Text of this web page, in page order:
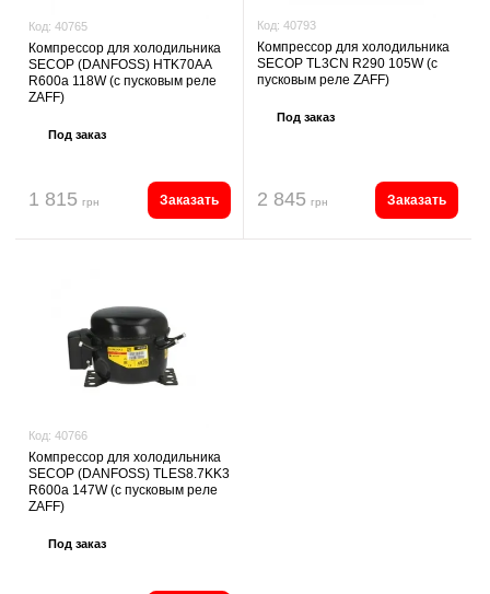
Код: 40765
Компрессор для холодильника
SECOP (DANFOSS) HTK70AA
R600a 118W (с пусковым реле
ZAFF)
Под заказ
1 815 грн Заказать
Код: 40793
Компрессор для холодильника
SECOP TL3CN R290 105W (с
пусковым реле ZAFF)
Под заказ
2 845 грн Заказать
Код: 40766
Компрессор для холодильника
SECOP (DANFOSS) TLES8.7KK3
R600a 147W (с пусковым реле
ZAFF)
Под заказ